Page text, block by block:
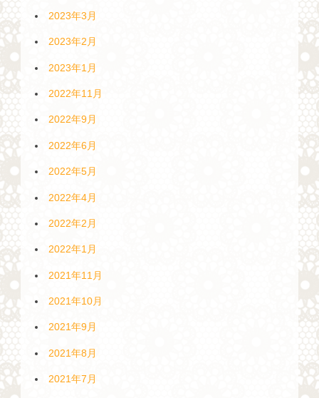
2023年3月
2023年2月
2023年1月
2022年11月
2022年9月
2022年6月
2022年5月
2022年4月
2022年2月
2022年1月
2021年11月
2021年10月
2021年9月
2021年8月
2021年7月